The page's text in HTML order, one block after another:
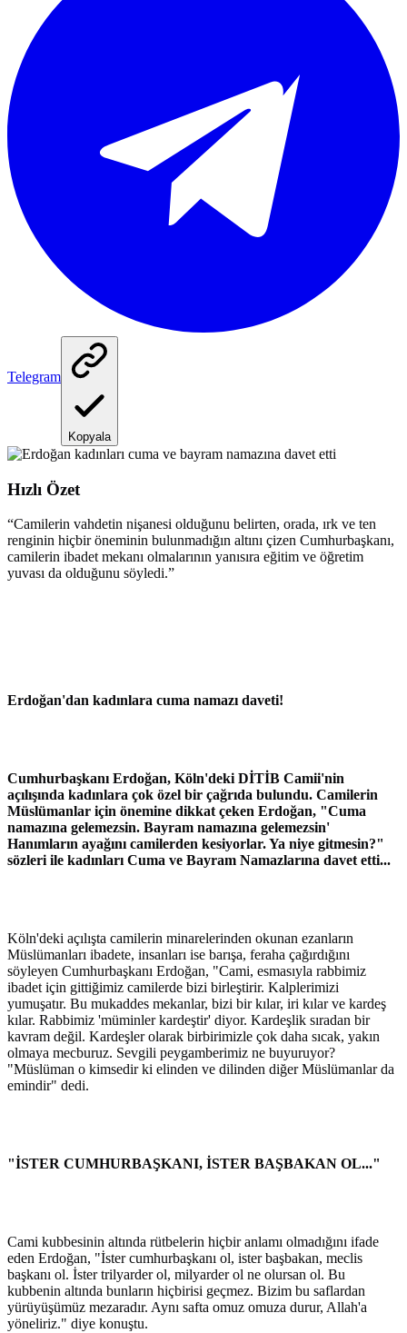
Telegram
Kopyala
Hızlı Özet
“Camilerin vahdetin nişanesi olduğunu belirten, orada, ırk ve ten
renginin hiçbir öneminin bulunmadığın altını çizen Cumhurbaşkanı,
camilerin ibadet mekanı olmalarının yanısıra eğitim ve öğretim
yuvası da olduğunu söyledi.”
Erdoğan'dan kadınlara cuma namazı daveti!
Cumhurbaşkanı Erdoğan, Köln'deki DİTİB Camii'nin
açılışında kadınlara çok özel bir çağrıda bulundu. Camilerin
Müslümanlar için önemine dikkat çeken Erdoğan, "Cuma
namazına gelemezsin. Bayram namazına gelemezsin'
Hanımların ayağını camilerden kesiyorlar. Ya niye gitmesin?"
sözleri ile kadınları Cuma ve Bayram Namazlarına davet etti...
Köln'deki açılışta camilerin minarelerinden okunan ezanların
Müslümanları ibadete, insanları ise barışa, feraha çağırdığını
söyleyen Cumhurbaşkanı Erdoğan, "Cami, esmasıyla rabbimiz
ibadet için gittiğimiz camilerde bizi birleştirir. Kalplerimizi
yumuşatır. Bu mukaddes mekanlar, bizi bir kılar, iri kılar ve kardeş
kılar. Rabbimiz 'müminler kardeştir' diyor. Kardeşlik sıradan bir
kavram değil. Kardeşler olarak birbirimizle çok daha sıcak, yakın
olmaya mecburuz. Sevgili peygamberimiz ne buyuruyor?
"Müslüman o kimsedir ki elinden ve dilinden diğer Müslümanlar da
emindir" dedi.
"İSTER CUMHURBAŞKANI, İSTER BAŞBAKAN OL..."
Cami kubbesinin altında rütbelerin hiçbir anlamı olmadığını ifade
eden Erdoğan, "İster cumhurbaşkanı ol, ister başbakan, meclis
başkanı ol. İster trilyarder ol, milyarder ol ne olursan ol. Bu
kubbenin altında bunların hiçbirisi geçmez. Bizim bu saflardan
yürüyüşümüz mezaradır. Aynı safta omuz omuza durur, Allah'a
yöneliriz." diye konuştu.